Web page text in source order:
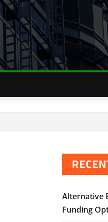
Alternative
Funding